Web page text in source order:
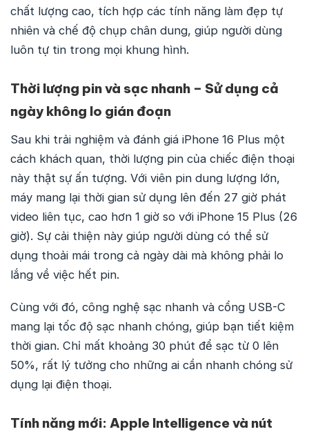
chất lượng cao, tích hợp các tính năng làm đẹp tự
nhiên và chế độ chụp chân dung, giúp người dùng
luôn tự tin trong mọi khung hình.
Thời lượng pin và sạc nhanh – Sử dụng cả
ngày không lo gián đoạn
Sau khi trải nghiệm và đánh giá iPhone 16 Plus một
cách khách quan, thời lượng pin của chiếc điện thoại
này thật sự ấn tượng. Với viên pin dung lượng lớn,
máy mang lại thời gian sử dụng lên đến 27 giờ phát
video liên tục, cao hơn 1 giờ so với iPhone 15 Plus (26
giờ). Sự cải thiện này giúp người dùng có thể sử
dụng thoải mái trong cả ngày dài mà không phải lo
lắng về việc hết pin.
Cùng với đó, công nghệ sạc nhanh và cổng USB-C
mang lại tốc độ sạc nhanh chóng, giúp bạn tiết kiệm
thời gian. Chỉ mất khoảng 30 phút để sạc từ 0 lên
50%, rất lý tưởng cho những ai cần nhanh chóng sử
dụng lại điện thoại.
Tính năng mới: Apple Intelligence và nút